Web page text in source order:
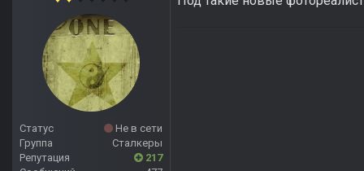
Статус
Не в сети
Группа
Сталкеры
Репутация
217